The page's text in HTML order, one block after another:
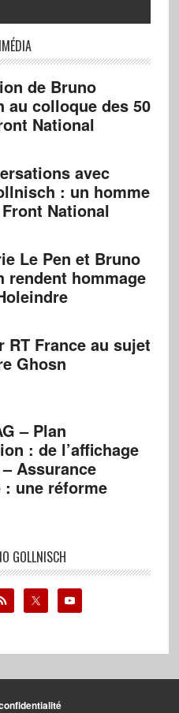
de Bruno
au colloque des 50
National
avec
: un homme
National
Le Pen et Bruno
rendent hommage
RT France au sujet
Ghosn
– Plan
: de l’affichage
Assurance
: une réforme
GOLLNISCH